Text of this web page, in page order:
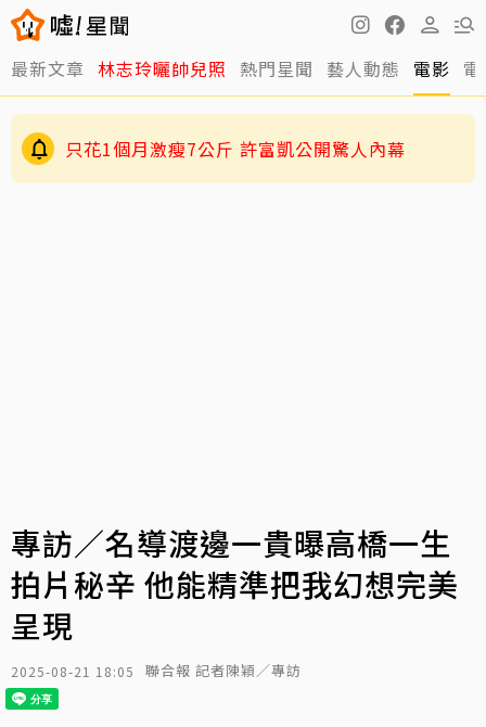
最新文章 林志玲曬帥兒照 熱門星聞 藝人動態 電影
只花1個月激瘦7公斤 許富凱公開驚人內幕
專訪／名導渡邊一貴曝高橋一生
拍片秘辛 他能精準把我幻想完美
呈現
2025-08-21 18:05 聯合報 記者陳穎／專訪